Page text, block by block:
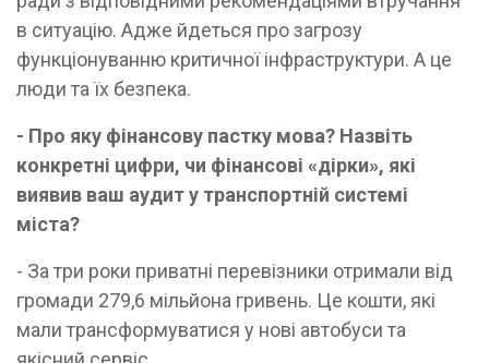
в ситуацію. Адже йдеться про загрозу
функціонуванню критичної інфраструктури. А це
люди та їх безпека.
- Про яку фінансову пастку мова? Назвіть
конкретні цифри, чи фінансові «дірки», які
виявив ваш аудит у транспортній системі
міста?
- За три роки приватні перевізники отримали від
громади 279,6 мільйона гривень. Це кошти, які
мали трансформуватися у нові автобуси та